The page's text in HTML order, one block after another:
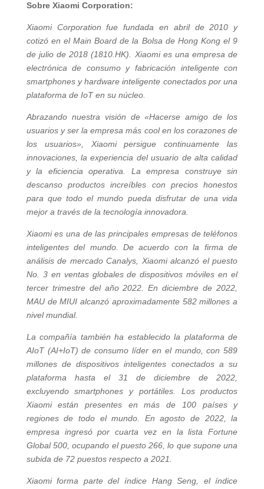
Sobre Xiaomi Corporation:
Xiaomi Corporation fue fundada en abril de 2010 y
cotizó en el Main Board de la Bolsa de Hong Kong el 9
de julio de 2018 (1810.HK). Xiaomi es una empresa de
electrónica de consumo y fabricación inteligente con
smartphones y hardware inteligente conectados por una
plataforma de IoT en su núcleo.
Abrazando nuestra visión de «Hacerse amigo de los
usuarios y ser la empresa más cool en los corazones de
los usuarios», Xiaomi persigue continuamente las
innovaciones, la experiencia del usuario de alta calidad
y la eficiencia operativa. La empresa construye sin
descanso productos increíbles con precios honestos
para que todo el mundo pueda disfrutar de una vida
mejor a través de la tecnología innovadora.
Xiaomi es una de las principales empresas de teléfonos
inteligentes del mundo. De acuerdo con la firma de
análisis de mercado Canalys, Xiaomi alcanzó el puesto
No. 3 en ventas globales de dispositivos móviles en el
tercer trimestre del año 2022. En diciembre de 2022,
MAU de MIUI alcanzó aproximadamente 582 millones a
nivel mundial.
La compañía también ha establecido la plataforma de
AIoT (AI+IoT) de consumo líder en el mundo, con 589
millones de dispositivos inteligentes conectados a su
plataforma hasta el 31 de diciembre de 2022,
excluyendo smartphones y portátiles. Los productos
Xiaomi están presentes en más de 100 países y
regiones de todo el mundo. En agosto de 2022, la
empresa ingresó por cuarta vez en la lista Fortune
Global 500, ocupando el puesto 266, lo que supone una
subida de 72 puestos respecto a 2021.
Xiaomi forma parte del índice Hang Seng, el índice